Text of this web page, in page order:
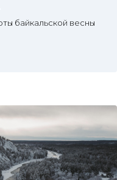
байкальской весны